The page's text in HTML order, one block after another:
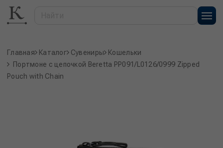
Главная Каталог Сувениры
Кошельки
Портмоне с цепочкой Beretta PP091/L0126/0999 Zipped
Pouch with Chain